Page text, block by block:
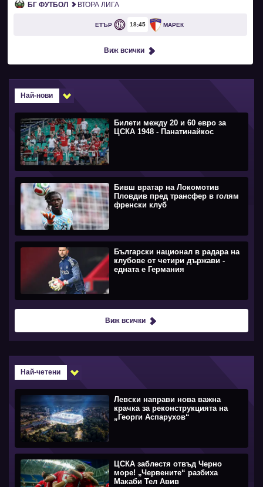
БГ ФУТБОЛ ВТОРА ЛИГА
ЕТЪР 18 45 МАРЕК
Виж всички
Най-нови
Билети между 20 и 60 евро за
ЦСКА 1948 - Панатинайкос
Бивш вратар на Локомотив
Пловдив пред трансфер в голям
френски клуб
Български национал в радара на
клубове от четири държави -
едната е Германия
Виж всички
Най-четени
Левски направи нова важна
крачка за реконструкцията на
„Георги Аспарухов“
ЦСКА заблестя отвъд Черно
море! „Червените“ разбиха
Макаби Тел Авив